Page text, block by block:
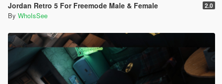
Jordan Retro 5 For Freemode Male & Female 2.0
By WhoIsSee